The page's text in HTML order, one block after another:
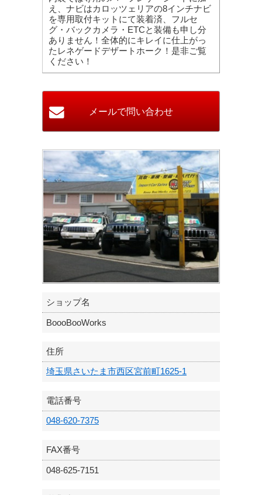
え、ナビはカロッツェリアの8インチナビ
を専用取付キットにて装着済、フルセ
グ・バックカメラ・ETCと装備も申し分
ありません！全体的にキレイに仕上がっ
たレネゲードデザートホーク！是非ご覧
ください！
ショップ名
BoooBooWorks
住所
埼玉県さいたま市西区宮前町1625-1
電話番号
048-620-7375
FAX番号
048-625-7151